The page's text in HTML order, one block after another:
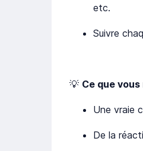
etc.
Suivre
💡 Ce que
Une vraie
De la